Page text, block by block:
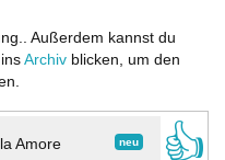
Außerdem kannst du
Archiv blicken, um den
neu
Amore
👍